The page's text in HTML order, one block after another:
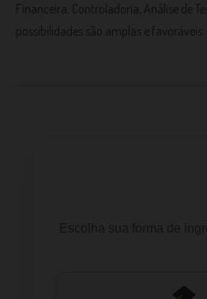
Financeira, Controladoria, Análise de
possibilidades são amplas e favoráveis.
Escolha sua forma de